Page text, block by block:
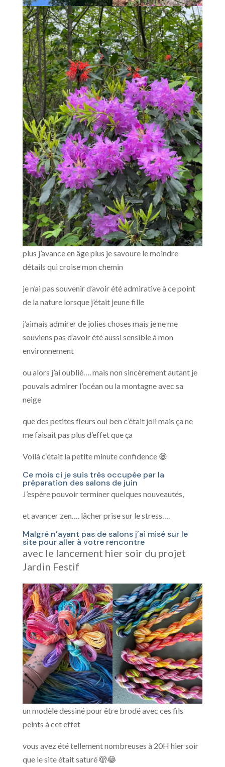
plus j’avance en âge plus je savoure le moindre
détails qui croise mon chemin
je n’ai pas souvenir d’avoir été admirative à ce point
de la nature lorsque j’était jeune fille
j’aimais admirer de jolies choses mais je ne me
souviens pas d’avoir été aussi sensible à mon
environnement
ou alors j’ai oublié…. mais non sincèrement autant je
pouvais admirer l’océan ou la montagne avec sa
neige
que des petites fleurs oui ben c’était joli mais ça ne
me faisait pas plus d’effet que ça
Voilà c’était la petite minute confidence 😁
Ce mois ci je suis très occupée par la
préparation des salons de juin
J’espère pouvoir terminer quelques nouveautés,
et avancer zen…. lâcher prise sur le stress….
Malgré n’ayant pas de salons j’ai misé sur le
site pour aller à votre rencontre
avec le lancement hier soir du projet
Jardin Festif
un modèle dessiné pour être brodé avec ces fils
peints à cet effet
vous avez été tellement nombreuses à 20H hier soir
que le site était saturé 🫣😂